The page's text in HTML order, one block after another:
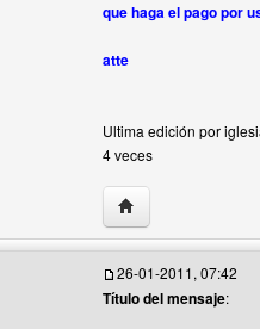
que haga el pago por
atte
Ultima edición por
4 veces
Visitar sitio web
26-01-2011, 07:42
Título del mensaje: